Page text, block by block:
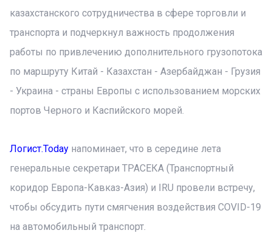
казахстанского сотрудничества в сфере торговли и
транспорта и подчеркнул важность продолжения
работы по привлечению дополнительного грузопотока
по маршруту Китай - Казахстан - Азербайджан - Грузия
- Украина - страны Европы с использованием морских
портов Черного и Каспийского морей.
Логист.Today напоминает, что в середине лета
генеральные секретари ТРАСЕКА (Транспортный
коридор Европа-Кавказ-Азия) и IRU провели встречу,
чтобы обсудить пути смягчения воздействия COVID-19
на автомобильный транспорт.